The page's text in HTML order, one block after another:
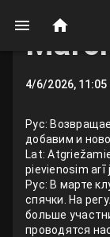
4/6/2026, 11:05
Рус:
добавим и
Lat:
pievienosim arī
Рус: В марте
спячки. На
больше
проводятся